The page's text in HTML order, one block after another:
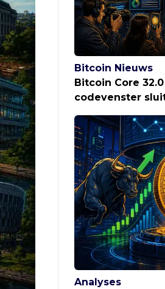
Bitcoin Nieuws
Bitcoin Core
codevenster
Analyses